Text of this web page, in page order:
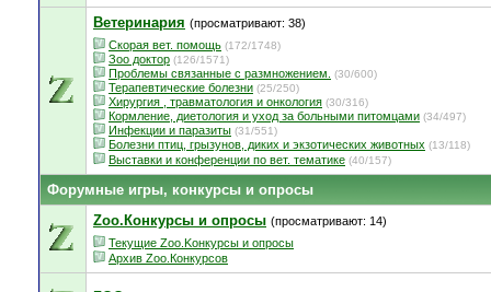
Ветеринария (просматривают: 38)
Скорая вет. помощь (172/1748)
Зоо доктор (126/1571)
Проблемы связанные с размножением. (30/600)
Терапевтические болезни (25/250)
Хирургия , травматология и онкология (30/316)
Кормление, диетология и уход за больными питомцами (34/497)
Инфекции и паразиты (31/551)
Болезни птиц, грызунов, диких и экзотических животных (13/118)
Выставки и конференции по вет. тематике (40/157)
Форумные игры, конкурсы и опросы
Zoo.Конкурсы и опросы (просматривают: 14)
Текущие Zoo.Kонкурсы и опросы
Архив Zoo.Конкурсов